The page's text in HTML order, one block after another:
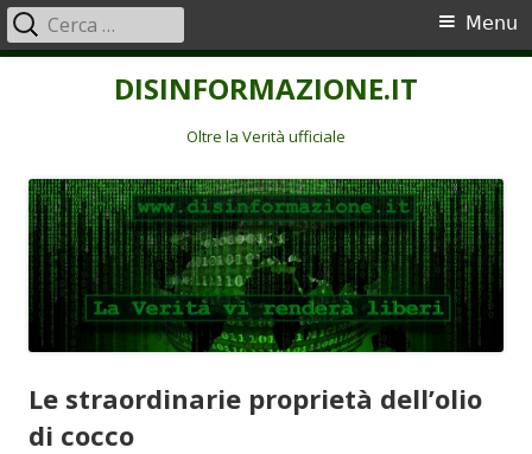
DISINFORMAZIONE.IT
Oltre la Verità ufficiale
Menu
principale
Menu
Ricerca
per:
Le straordinarie proprietà dell’olio
di cocco